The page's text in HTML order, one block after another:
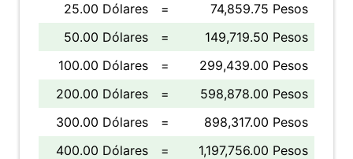
25.00 Dólares
=
74,859.75 Pesos
50.00 Dólares
=
149,719.50 Pesos
100.00 Dólares
=
299,439.00 Pesos
200.00 Dólares
=
598,878.00 Pesos
300.00 Dólares
=
898,317.00 Pesos
400.00 Dólares
=
1,197,756.00 Pesos